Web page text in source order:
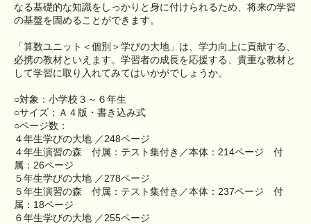
なる基礎的な知識をしっかりと身に付けられるため、将来の学習
の基盤を固めることができます。
「算数ユニット＜個別＞学びの大地」は、学力向上に貢献する、
必携の教材といえます。学習者の成長を応援する、貴重な教材と
して学習に取り入れてみてはいかがでしょうか。
○対象：小学校３～６年生
○サイズ：Ａ４版・書き込み式
○ページ数：
４年生学びの大地 ／248ページ
４年生演習の森 付属：テスト集付き／本体：214ページ 付
属：26ページ
５年生学びの大地 ／278ページ
５年生演習の森 付属：テスト集付き／本体：237ページ 付
属：18ページ
６年生学びの大地 ／255ページ